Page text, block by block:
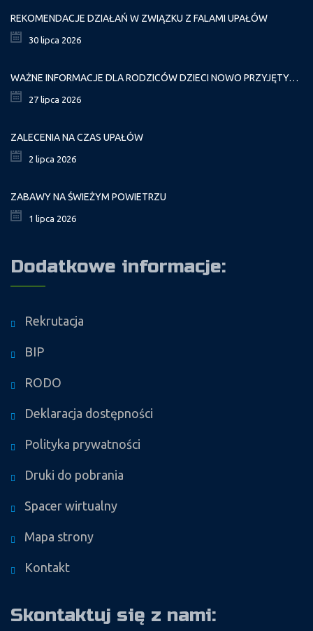
REKOMENDACJE DZIAŁAŃ W ZWIĄZKU Z FALAMI UPAŁÓW
30 lipca 2026
WAŻNE INFORMACJE DLA RODZICÓW DZIECI NOWO PRZYJĘTYCH GR. I
27 lipca 2026
ZALECENIA NA CZAS UPAŁÓW
2 lipca 2026
ZABAWY NA ŚWIEŻYM POWIETRZU
1 lipca 2026
Dodatkowe informacje:
Rekrutacja
BIP
RODO
Deklaracja dostępności
Polityka prywatności
Druki do pobrania
Spacer wirtualny
Mapa strony
Kontakt
Skontaktuj się z nami: